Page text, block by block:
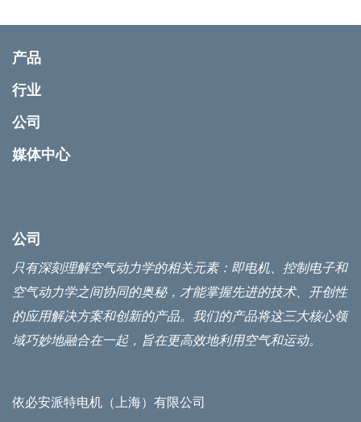
产品
行业
公司
媒体中心
公司
只有深刻理解空气动力学的相关元素：即电机、控制电子和
空气动力学之间协同的奥秘，才能掌握先进的技术、开创性
的应用解决方案和创新的产品。我们的产品将这三大核心领
域巧妙地融合在一起，旨在更高效地利用空气和运动。
依必安派特电机（上海）有限公司